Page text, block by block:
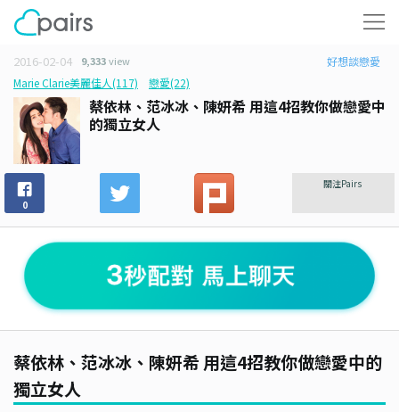
2016-02-04 9,333view
好想談戀愛
Marie Clarie美麗佳人(117)
戀愛(22)
蔡依林、范冰冰、陳妍希 用這4招教你做戀愛中
的獨立女人
0
關注Pairs
蔡依林、范冰冰、陳妍希 用這4招教你做戀愛中的
獨立女人